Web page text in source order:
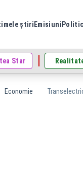
știri Emisiuni
Star
Economie